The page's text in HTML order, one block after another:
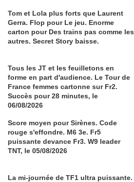
Tom et Lola plus forts que Laurent
Gerra. Flop pour Le jeu. Enorme
carton pour Des trains pas comme les
autres. Secret Story baisse.
Tous les JT et les feuilletons en
forme en part d'audience. Le Tour de
France femmes cartonne sur Fr2.
Succès pour 28 minutes, le
06/08/2026
Score moyen pour Sirènes. Code
rouge s'effondre. M6 3e. Fr5
puissante devance Fr3. W9 leader
TNT, le 05/08/2026
La mi-journée de TF1 ultra puissante.